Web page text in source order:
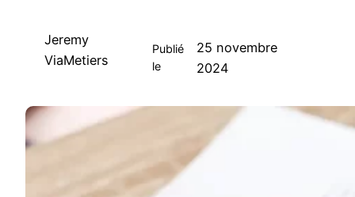
Jeremy
ViaMetiers
Publié
le
25 novembre
2024